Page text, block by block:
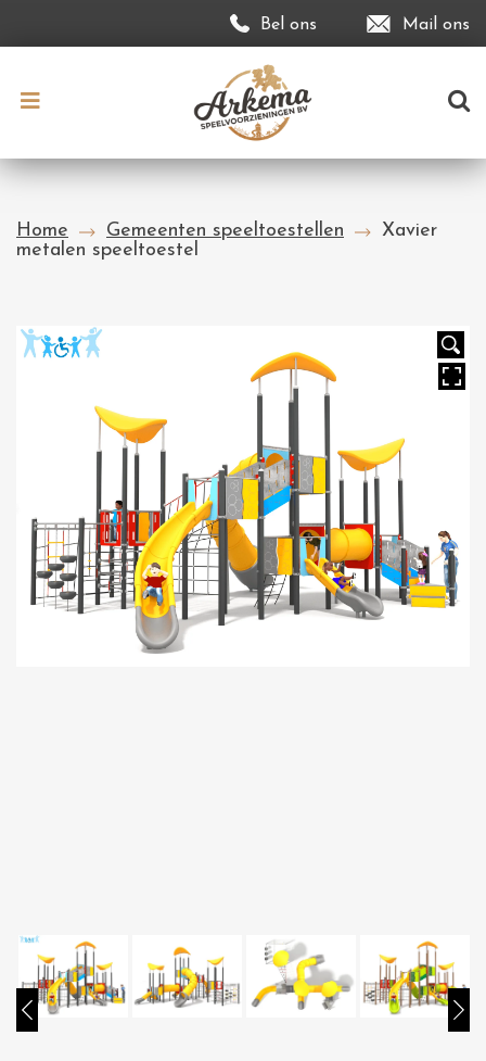
Bel ons Mail ons
Home Gemeenten speeltoestellen
Xavier
metalen speeltoestel